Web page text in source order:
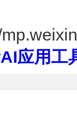
应用